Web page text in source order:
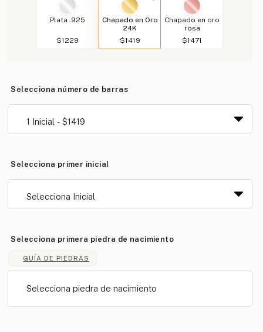
Plata .925
$1229
Chapado en Oro
24K
$1419
Chapado en oro
rosa
$1471
Selecciona número de barras
Selecciona primer inicial
Selecciona primera piedra de nacimiento
GUÍA DE PIEDRAS
Selecciona piedra de nacimiento